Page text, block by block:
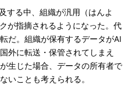
する中、組織が汎用（はんよ
が指摘されるようになった。代
だ。組織が保有するデータがAI
外に転送・保管されてしまえ
生じた場合、データの所有者で
いことも考えられる。